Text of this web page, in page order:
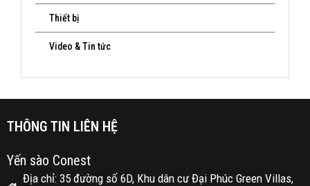
Thiết bị
Video & Tin tức
THÔNG TIN LIÊN HỆ
Yến sào Conest
Địa chỉ: 35 đường số 6D, Khu dân cư Đại Phúc Green Villas,